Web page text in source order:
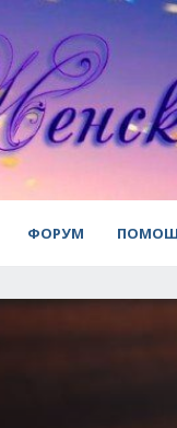
ФОРУМ